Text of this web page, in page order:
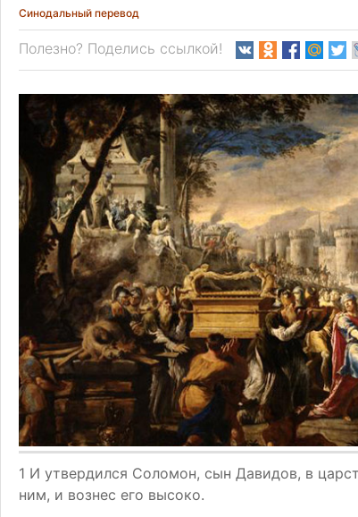
Синодальный перевод
Полезно? Поделись ссылкой!
1 И утвердился Соломон, сын Давидов, в
ним, и вознес его высоко.